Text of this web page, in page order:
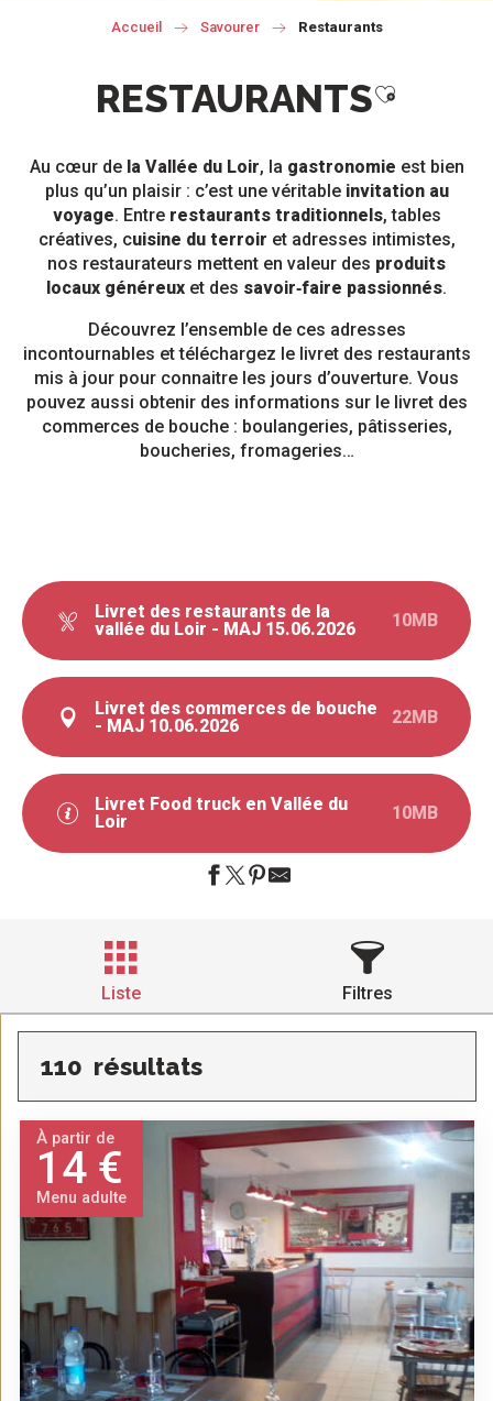
Accueil Savourer Restaurants
RESTAURANTSAjouter
Au cœur de la Vallée du Loir, la gastronomie est bien
plus qu’un plaisir : c’est une véritable invitation au
voyage. Entre restaurants traditionnels, tables
créatives, cuisine du terroir et adresses intimistes,
nos restaurateurs mettent en valeur des produits
locaux généreux et des savoir‑faire passionnés.
Découvrez l’ensemble de ces adresses
incontournables et téléchargez le livret des restaurants
mis à jour pour connaitre les jours d’ouverture. Vous
pouvez aussi obtenir des informations sur le livret des
commerces de bouche : boulangeries, pâtisseries,
boucheries, fromageries…
Livret des restaurants de la
vallée du Loir - MAJ 15.06.2026
10MB
Livret des commerces de bouche
- MAJ 10.06.2026
22MB
Livret Food truck en Vallée du
Loir
10MB
Liste Filtres
110 résultats
À partir de
14 €
Menu adulte